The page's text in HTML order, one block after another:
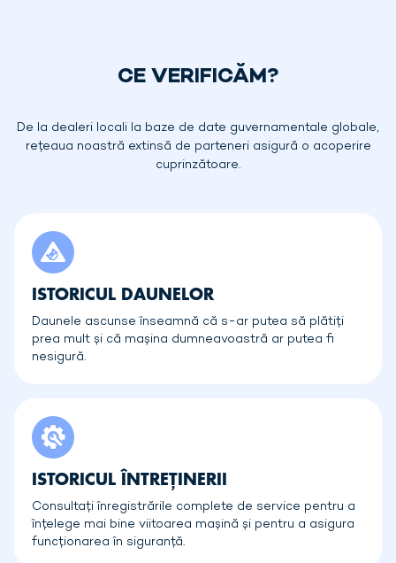
CE VERIFICĂM?
De la dealeri locali la baze de date guvernamentale globale,
rețeaua noastră extinsă de parteneri asigură o acoperire
cuprinzătoare.
ISTORICUL DAUNELOR
Daunele ascunse înseamnă că s-ar putea să plătiți
prea mult și că mașina dumneavoastră ar putea fi
nesigură.
ISTORICUL ÎNTREȚINERII
Consultați înregistrările complete de service pentru a
înțelege mai bine viitoarea mașină și pentru a asigura
funcționarea în siguranță.